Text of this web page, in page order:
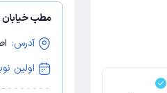
مطب خیابان
آدرس:
اولین